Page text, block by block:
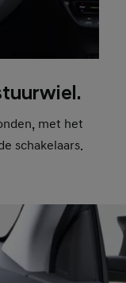
met het
schakelaars.